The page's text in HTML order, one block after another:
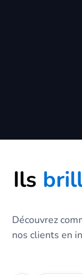
Ils
Découvrez
nos clients en